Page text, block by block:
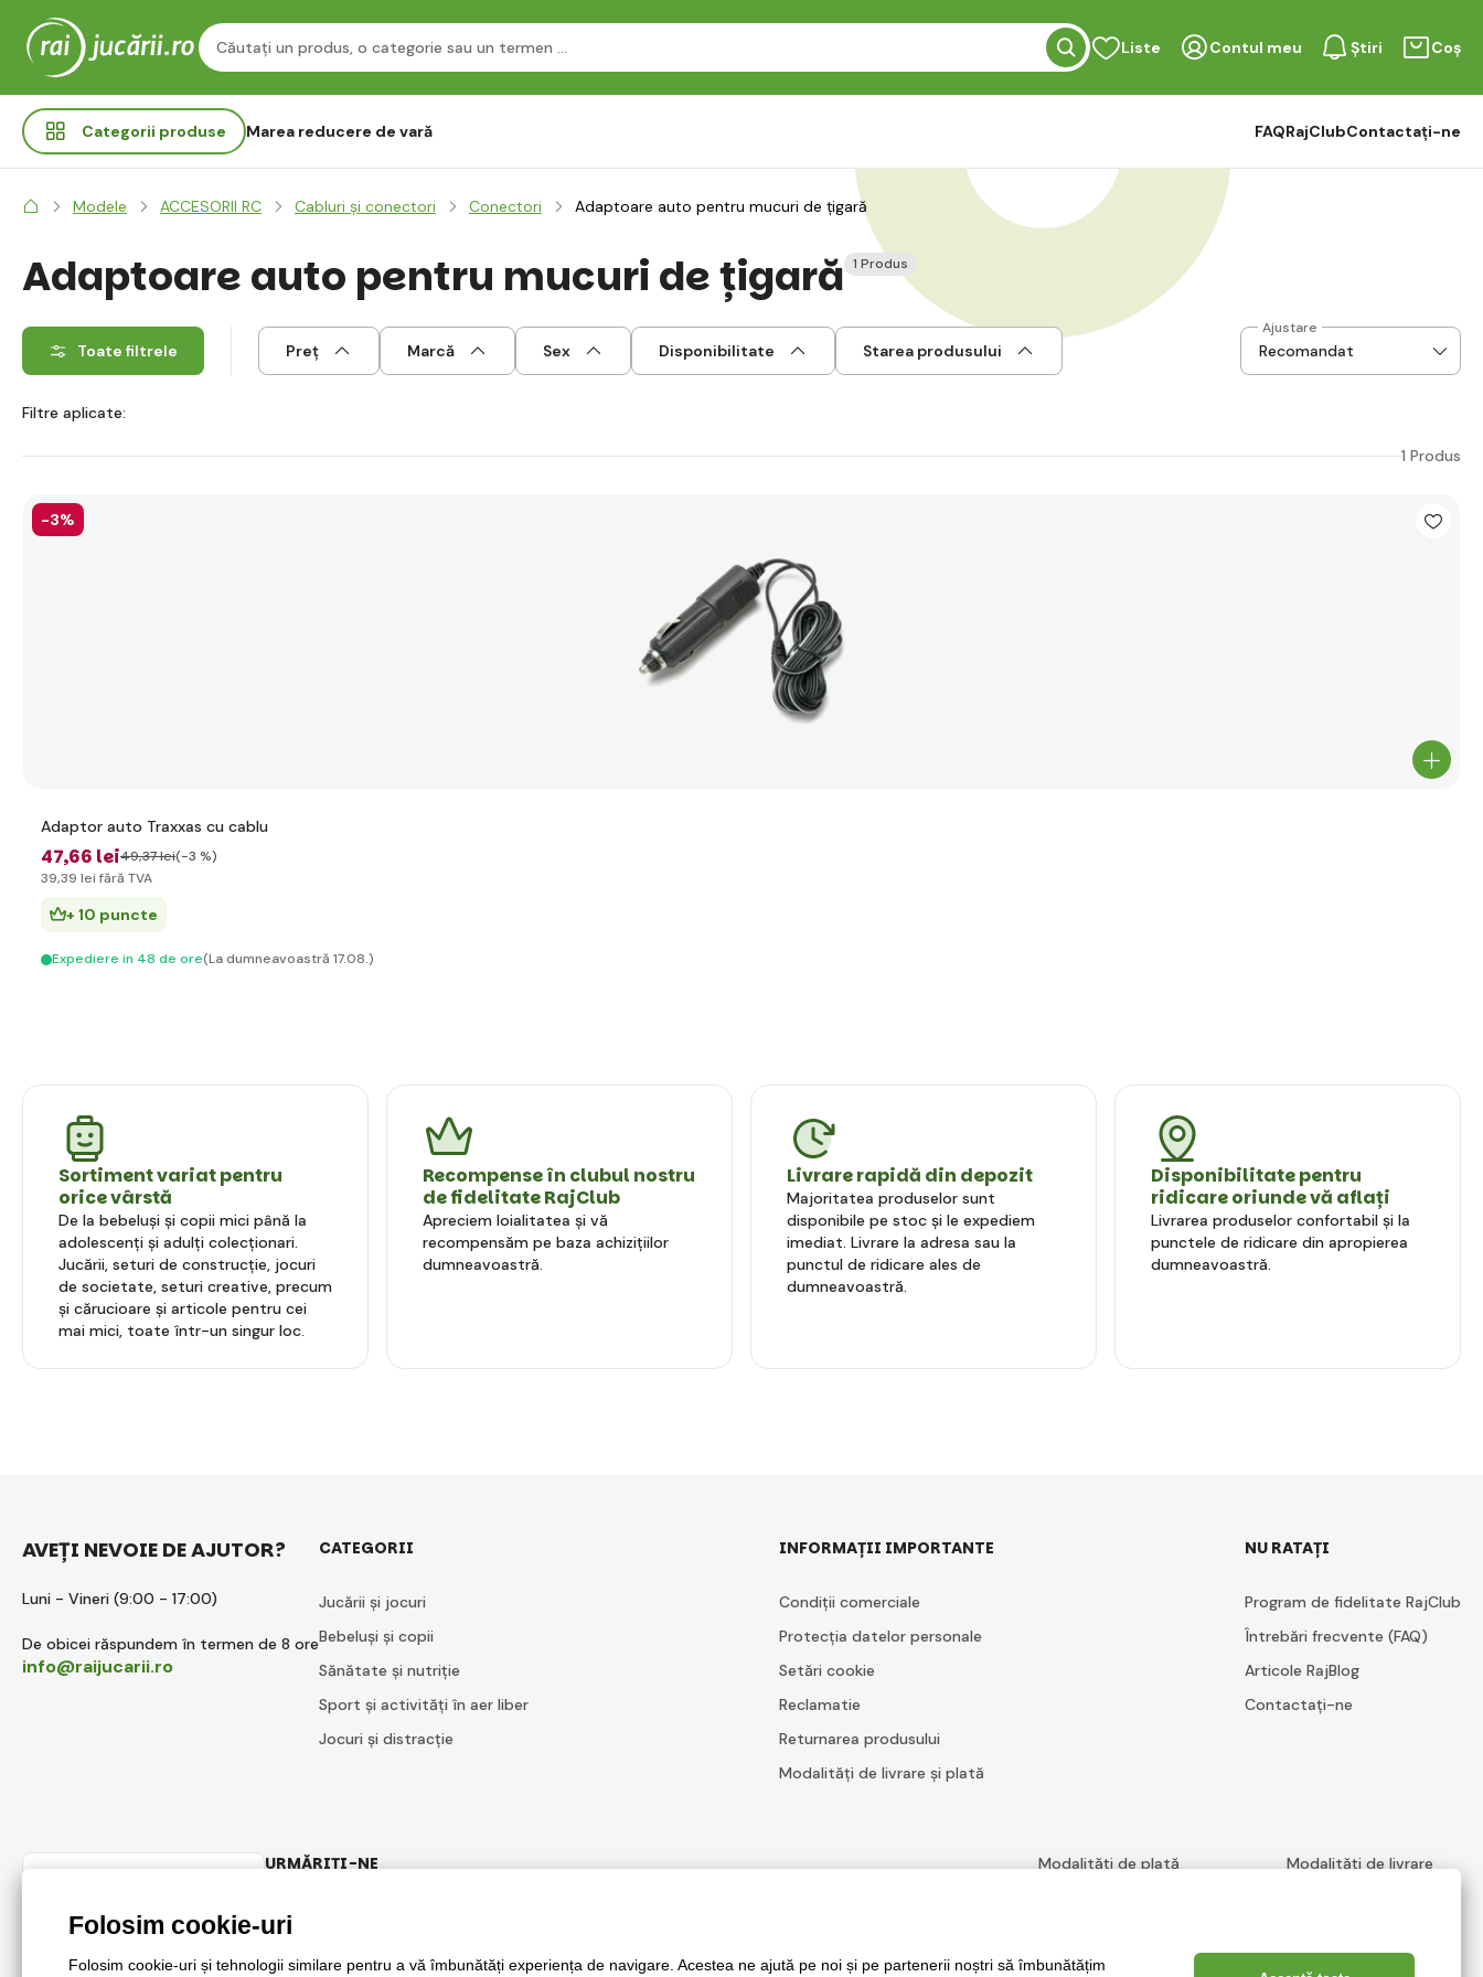
Liste Contul meu Știri Coș
Categorii produse Marea reducere de vară FAQRajClubContactați-ne
Modele ACCESORII RC Cabluri și conectori Conectori Adaptoare auto pentru mucuri de țigară
Adaptoare auto pentru mucuri de țigară 1 Produs
Toate filtrele Preț Marcă Sex Disponibilitate Starea produsului
Ajustare
Filtre aplicate:
1 Produs
-3%
Adaptor auto Traxxas cu cablu
47,66 lei49,37 lei(-3 %)
39,39 lei fără TVA
+ 10 puncte
Expediere in 48 de ore(La dumneavoastră 17.08.)
Sortiment variat pentru
orice vârstă
De la bebeluși și copii mici până la
adolescenți și adulți colecționari.
Jucării, seturi de construcție, jocuri
de societate, seturi creative, precum
și cărucioare și articole pentru cei
mai mici, toate într-un singur loc.
Recompense în clubul nostru
de fidelitate RajClub
Apreciem loialitatea și vă
recompensăm pe baza achizițiilor
dumneavoastră.
Livrare rapidă din depozit
Majoritatea produselor sunt
disponibile pe stoc și le expediem
imediat. Livrare la adresa sau la
punctul de ridicare ales de
dumneavoastră.
Disponibilitate pentru
ridicare oriunde vă aflați
Livrarea produselor confortabil și la
punctele de ridicare din apropierea
dumneavoastră.
AVEȚI NEVOIE DE AJUTOR?
Luni - Vineri (9:00 - 17:00)
De obicei răspundem în termen de 8 ore
info@raijucarii.ro
CATEGORII
Jucării și jocuri
Bebeluși și copii
Sănătate și nutriție
Sport și activități în aer liber
Jocuri și distracție
INFORMAȚII IMPORTANTE
Condiții comerciale
Protecția datelor personale
Setări cookie
Reclamatie
Returnarea produsului
Modalități de livrare și plată
NU RATAȚI
Program de fidelitate RajClub
Întrebări frecvente (FAQ)
Articole RajBlog
Contactați-ne
URMĂRIȚI-NE Modalități de plată Modalități de livrare